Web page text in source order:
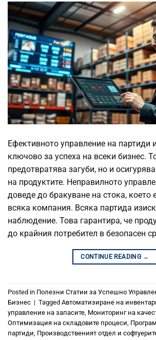
Ефективното управление на партиди
ключово за успеха на всеки бизнес.
предотвратява загуби, но и
на продуктите. Неправилното
доведе до бракуване на стока, което
всяка компания. Всяка партида
наблюдение. Това гарантира, че
до крайния потребител в безопасен
CONTINUE READING →
Posted in Полезни Статии за Успешно
Бизнес | Tagged Автоматизиране на
управление на запасите Мониторинг на
Оптимизация на складовите процеси
партиди Производственият отдел и